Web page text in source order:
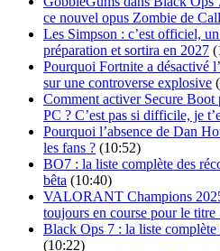
ce nouvel opus Zombie de
Les Simpson : c’est officiel,
préparation et sortira en 2027
Pourquoi Fortnite a désactivé
sur une controverse explosive
Comment activer Secure
PC ? C’est pas si difficile, je
Pourquoi l’absence de Dan
les fans ? (10:52)
BO7 : la liste complète des
bêta (10:40)
VALORANT Champions
toujours en course pour le titre
Black Ops 7 : la liste complète
(10:22)